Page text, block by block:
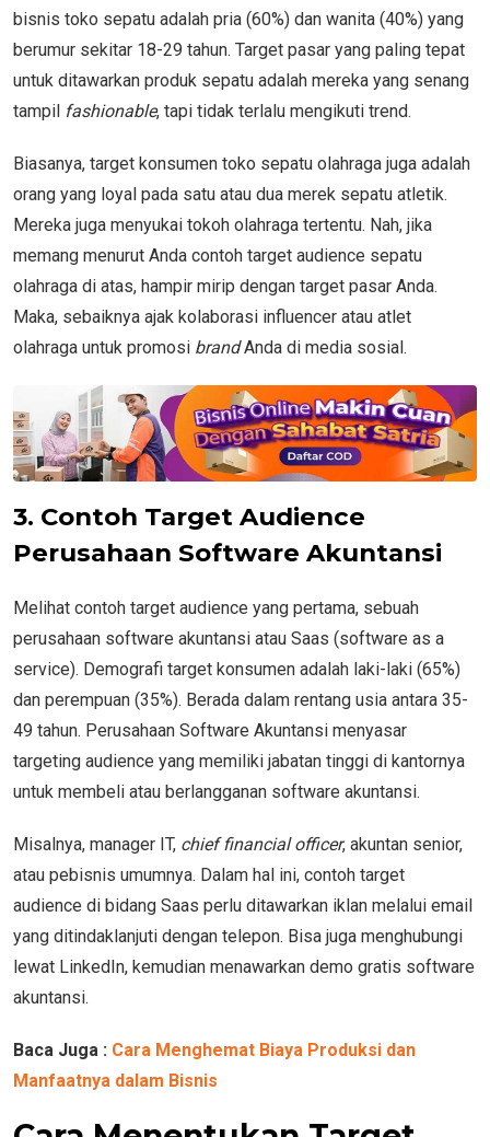
bisnis toko sepatu adalah pria (60%) dan wanita (40%) yang
berumur sekitar 18-29 tahun. Target pasar yang paling tepat
untuk ditawarkan produk sepatu adalah mereka yang senang
tampil fashionable, tapi tidak terlalu mengikuti trend.
Biasanya, target konsumen toko sepatu olahraga juga adalah
orang yang loyal pada satu atau dua merek sepatu atletik.
Mereka juga menyukai tokoh olahraga tertentu. Nah, jika
memang menurut Anda contoh target audience sepatu
olahraga di atas, hampir mirip dengan target pasar Anda.
Maka, sebaiknya ajak kolaborasi influencer atau atlet
olahraga untuk promosi brandAnda di media sosial.
3. Contoh Target Audience
Perusahaan Software Akuntansi
Melihat contoh target audience yang pertama, sebuah
perusahaan software akuntansi atau Saas (software as a
service). Demografi target konsumen adalah laki-laki (65%)
dan perempuan (35%). Berada dalam rentang usia antara 35-
49 tahun. Perusahaan Software Akuntansi menyasar
targeting audience yang memiliki jabatan tinggi di kantornya
untuk membeli atau berlangganan software akuntansi.
Misalnya, manager IT, chief financial officer, akuntan senior,
atau pebisnis umumnya. Dalam hal ini, contoh target
audience di bidang Saas perlu ditawarkan iklan melalui email
yang ditindaklanjuti dengan telepon. Bisa juga menghubungi
lewat LinkedIn, kemudian menawarkan demo gratis software
akuntansi.
Baca Juga : Cara Menghemat Biaya Produksi dan
Manfaatnya dalam Bisnis